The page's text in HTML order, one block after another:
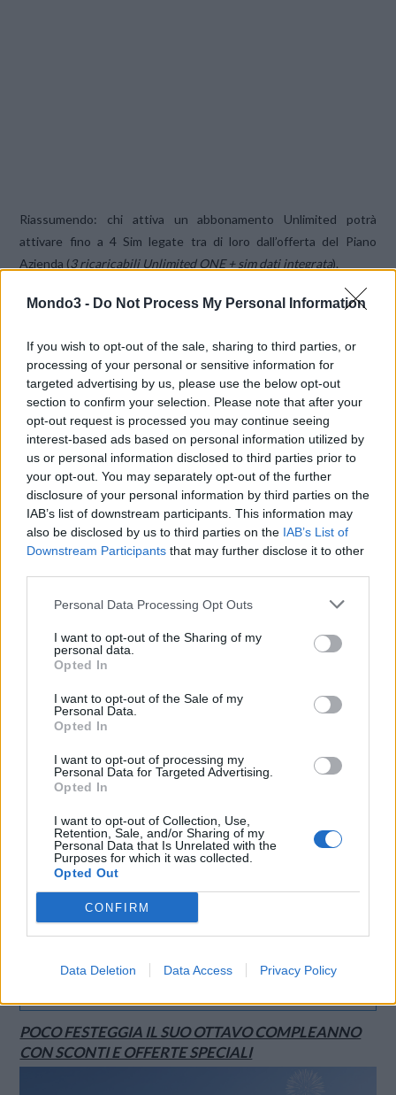
Mondo3 - Do Not Process My Personal Information
If you wish to opt-out of the sale, sharing to third parties, or
processing of your personal or sensitive information for
targeted advertising by us, please use the below opt-out
section to confirm your selection. Please note that after your
opt-out request is processed you may continue seeing
interest-based ads based on personal information utilized by
us or personal information disclosed to third parties prior to
your opt-out. You may separately opt-out of the further
disclosure of your personal information by third parties on the
IAB’s list of downstream participants. This information may
also be disclosed by us to third parties on the IAB’s List of
Downstream Participants that may further disclose it to other
Personal Data Processing Opt Outs
I want to opt-out of the Sharing of my
personal data.
Opted In
I want to opt-out of the Sale of my
Personal Data.
Opted In
I want to opt-out of processing my
Personal Data for Targeted Advertising.
Opted In
I want to opt-out of Collection, Use,
Retention, Sale, and/or Sharing of my
Personal Data that Is Unrelated with the
Purposes for which it was collected.
Opted Out
CONFIRM
Data Deletion Data Access Privacy Policy
Riassumendo: chi attiva un abbonamento Unlimited potrà
attivare fino a 4 Sim legate tra di loro dall’offerta del Piano
Azienda (3 ricaricabili Unlimited ONE + sim dati integrata).
Facciamo un esempio: con 0€ di anticipo si può avere il pianoMy
canone
) e con 33€ di spese mensili in più in più (
Unlimited ONE
10€x3+ sim dati integrata 3€) si può avere 3 sim ricaricabili
Unlimited ONE ed un Web Cube 21.6 a 0€ di anticipo.
Si ricorda che i canoni sono sempre Iva esclusa.
CONDIVIDI QUESTO ARTICOLO:
E-mail LinkedIn Facebook
WhatsApp Stampa
LE MIGLIORI OFFERTE AMAZON
POCO FESTEGGIA IL SUO OTTAVO COMPLEANNO
CON SCONTI E OFFERTE SPECIALI